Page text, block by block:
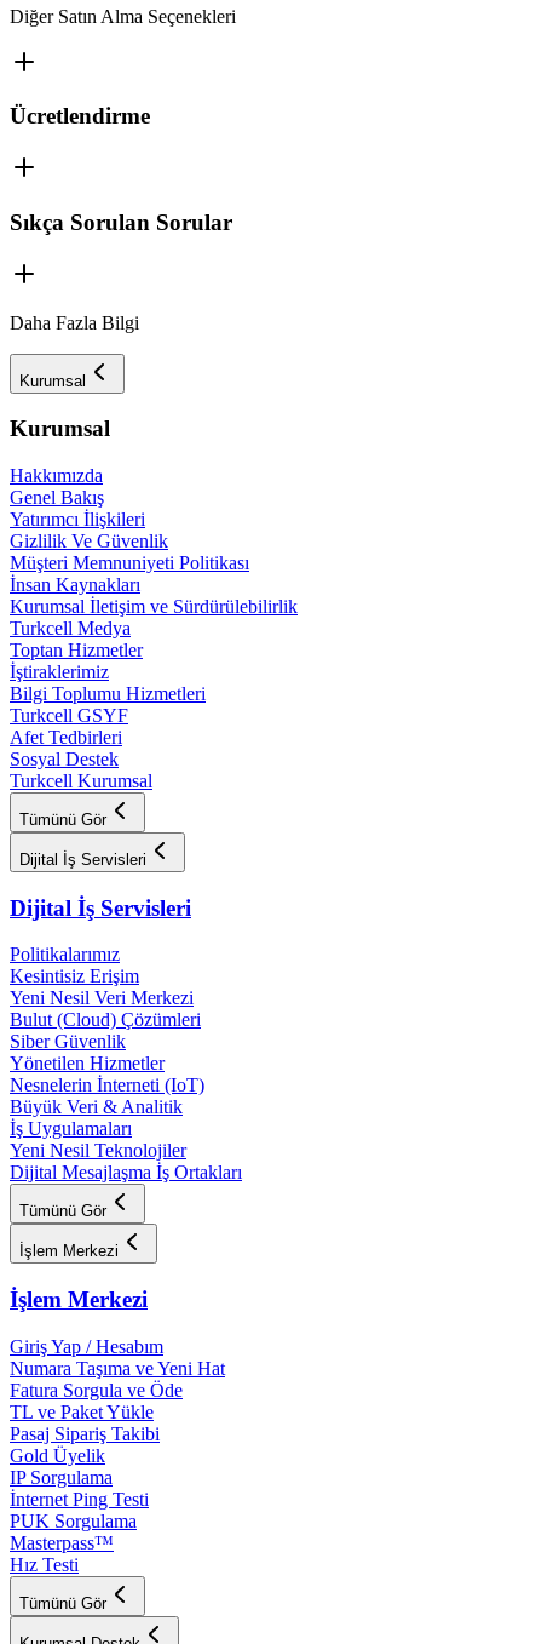
Diğer Satın Alma Seçenekleri
Ücretlendirme
Sıkça Sorulan Sorular
Daha Fazla Bilgi
Kurumsal
Kurumsal
Hakkımızda
Genel Bakış
Yatırımcı İlişkileri
Gizlilik Ve Güvenlik
Müşteri Memnuniyeti Politikası
İnsan Kaynakları
Kurumsal İletişim ve Sürdürülebilirlik
Turkcell Medya
Toptan Hizmetler
İştiraklerimiz
Bilgi Toplumu Hizmetleri
Turkcell GSYF
Afet Tedbirleri
Sosyal Destek
Turkcell Kurumsal
Tümünü Gör
Dijital İş Servisleri
Dijital İş Servisleri
Politikalarımız
Kesintisiz Erişim
Yeni Nesil Veri Merkezi
Bulut (Cloud) Çözümleri
Siber Güvenlik
Yönetilen Hizmetler
Nesnelerin İnterneti (IoT)
Büyük Veri & Analitik
İş Uygulamaları
Yeni Nesil Teknolojiler
Dijital Mesajlaşma İş Ortakları
Tümünü Gör
İşlem Merkezi
İşlem Merkezi
Giriş Yap / Hesabım
Numara Taşıma ve Yeni Hat
Fatura Sorgula ve Öde
TL ve Paket Yükle
Pasaj Sipariş Takibi
Gold Üyelik
IP Sorgulama
İnternet Ping Testi
PUK Sorgulama
Masterpass™
Hız Testi
Tümünü Gör